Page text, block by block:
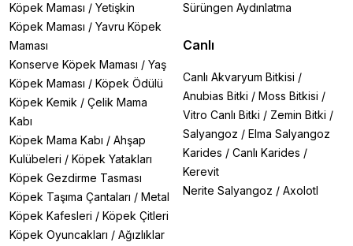
Köpek Maması / Yetişkin
Köpek Maması / Yavru Köpek
Maması
Konserve Köpek Maması / Yaş
Köpek Maması / Köpek Ödülü
Köpek Kemik / Çelik Mama
Kabı
Köpek Mama Kabı / Ahşap
Kulübeleri / Köpek Yatakları
Köpek Gezdirme Tasması
Köpek Taşıma Çantaları / Metal
Köpek Kafesleri / Köpek Çitleri
Köpek Oyuncakları / Ağızlıklar
Sürüngen Aydınlatma
Canlı
Canlı Akvaryum Bitkisi /
Anubias Bitki / Moss Bitkisi /
Vitro Canlı Bitki / Zemin Bitki /
Salyangoz / Elma Salyangoz
Karides / Canlı Karides /
Kerevit
Nerite Salyangoz / Axolotl